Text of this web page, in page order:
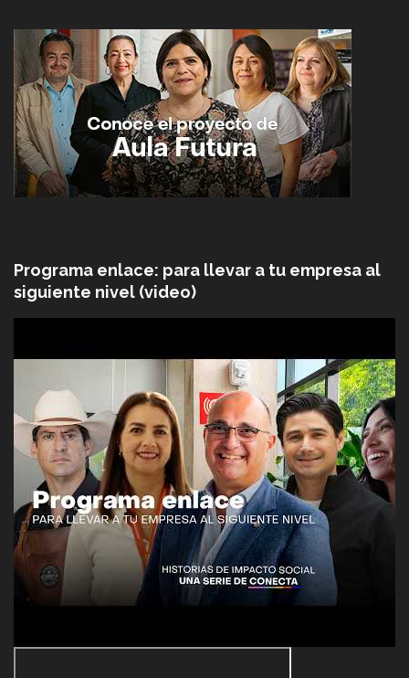
Programa enlace: para llevar a tu empresa al
siguiente nivel (video)